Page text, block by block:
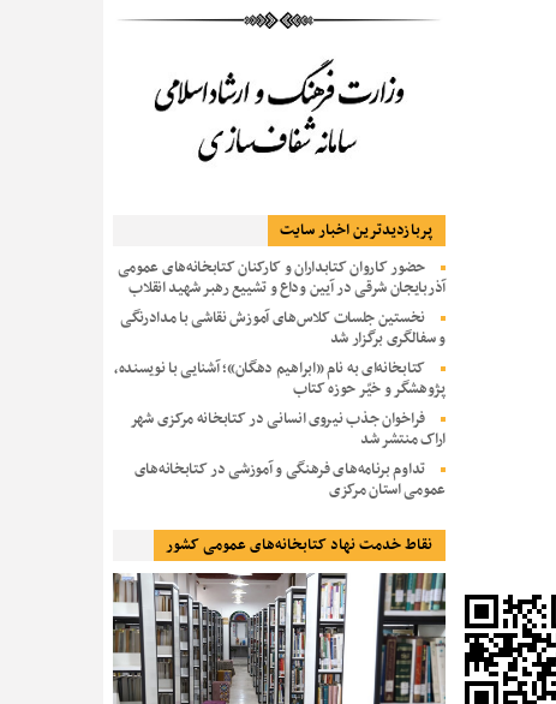
پربازديدترين اخبار سایت
حضور کاروان کتابداران و کارکنان کتابخانه‌های عمومی
آذربایجان شرقی در آیین وداع و تشییع رهبر شهید انقلاب
نخستین جلسات کلاس‌های آموزش نقاشی با مدادرنگی
و سفالگری برگزار شد
کتابخانه‌ای به نام «ابراهیم دهگان»؛ آشنایی با نویسنده،
پژوهشگر و خیّر حوزه کتاب
فراخوان جذب نیروی انسانی در کتابخانه مرکزی شهر
اراک منتشر شد
تداوم برنامه‌های فرهنگی و آموزشی در کتابخانه‌های
عمومی استان مرکزی
نقاط خدمت نهاد کتابخانه‌های عمومی کشور